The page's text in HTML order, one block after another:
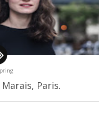
Paris.